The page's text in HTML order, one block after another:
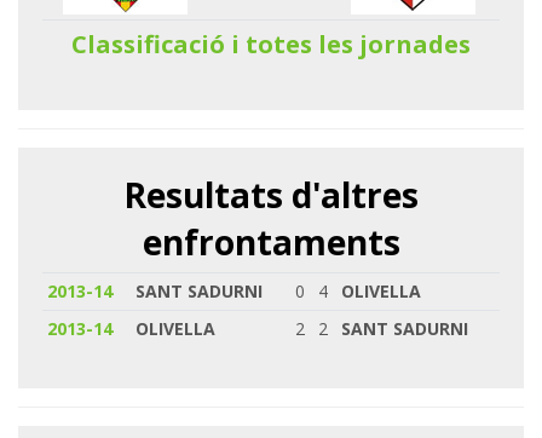
Classificació i totes les jornades
Resultats d'altres
enfrontaments
2013-14 SANT SADURNI 0 4
OLIVELLA
2013-14
OLIVELLA 2 2 SANT SADURNI